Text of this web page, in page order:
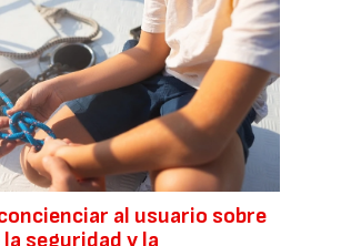
al usuario sobre